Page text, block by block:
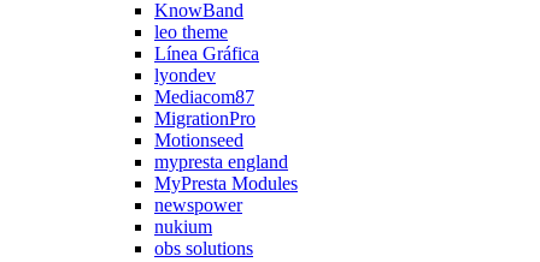
KnowBand
leo theme
Línea Gráfica
lyondev
Mediacom87
MigrationPro
Motionseed
mypresta england
MyPresta Modules
newspower
nukium
obs solutions